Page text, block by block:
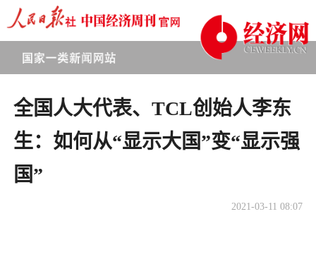
全国人大代表、TCL创始人李东
生：如何从“显示大国”变“显示强
国”
2021-03-11 08:07